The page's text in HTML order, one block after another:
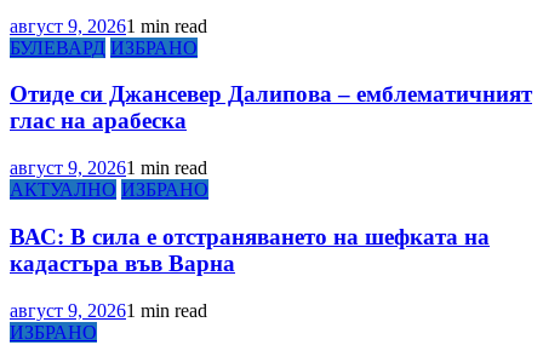
август 9, 20261 min read
БУЛЕВАРД ИЗБРАНО
Отиде си Джансевер Далипова – емблематичният
глас на арабеска
август 9, 20261 min read
АКТУАЛНО ИЗБРАНО
ВАС: В сила е отстраняването на шефката на
кадастъра във Варна
август 9, 20261 min read
ИЗБРАНО